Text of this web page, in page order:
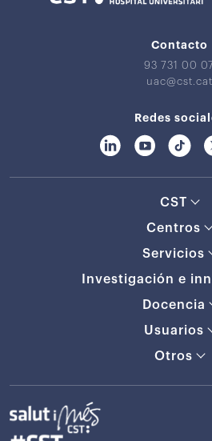
Contacto
93 731 00 07
uac@cst.cat
Redes
CST
Centros
Servicios
Investigación e
Docencia
Usuarios
Otros